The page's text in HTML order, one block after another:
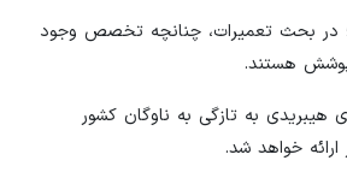
در بحث تعمیرات، چنانچه تخصص وجود
پوشش هستند.
هیبریدی به تازگی به ناوگان کشور
خواهد شد.